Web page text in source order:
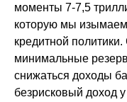
моменты 7-7,5
которую мы
кредитной
минимальные
снижаться доходы
безрисковый доход